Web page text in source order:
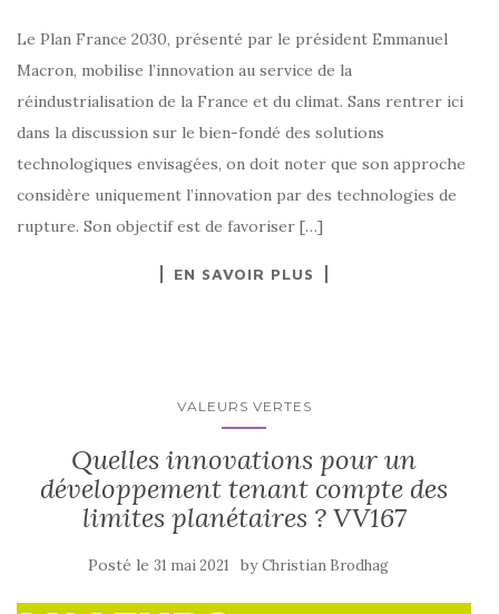
Le Plan France 2030, présenté par le président Emmanuel
Macron, mobilise l’innovation au service de la
réindustrialisation de la France et du climat. Sans rentrer ici
dans la discussion sur le bien-fondé des solutions
technologiques envisagées, on doit noter que son approche
considère uniquement l’innovation par des technologies de
rupture. Son objectif est de favoriser […]
EN SAVOIR PLUS
VALEURS VERTES
Quelles innovations pour un
développement tenant compte des
limites planétaires ? VV167
Posté le 31 mai 2021 byChristian Brodhag